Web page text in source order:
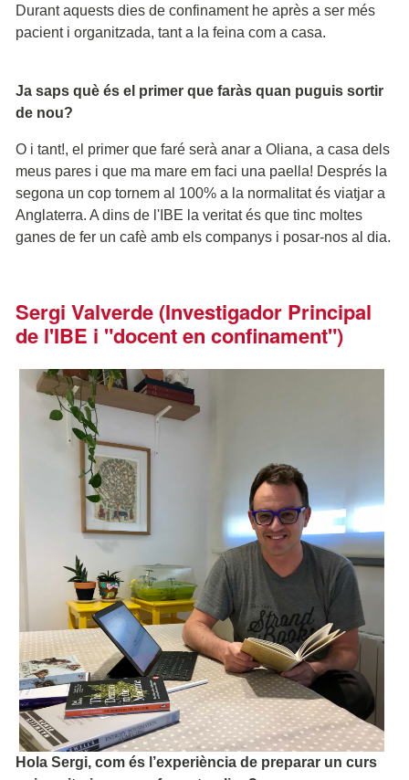
Durant aquests dies de confinament he après a ser més
pacient i organitzada, tant a la feina com a casa.
Ja saps què és el primer que faràs quan puguis sortir
de nou?
O i tant!, el primer que faré serà anar a Oliana, a casa dels
meus pares i que ma mare em faci una paella! Després la
segona un cop tornem al 100% a la normalitat és viatjar a
Anglaterra. A dins de l'IBE la veritat és que tinc moltes
ganes de fer un cafè amb els companys i posar-nos al dia.
Sergi Valverde (Investigador Principal
de l'IBE i "docent en confinament")
Hola Sergi, com és l’experiència de preparar un curs